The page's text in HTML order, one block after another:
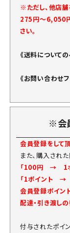
※ただし、他店
275円～6,050円
さい。
《送料について
《お問い合わせフ
※会
会員登録をして
また、購入され
「100円 → 1ポ
「1ポイント →
会員登録ポイン
配達・引き渡し
付与されたポイン